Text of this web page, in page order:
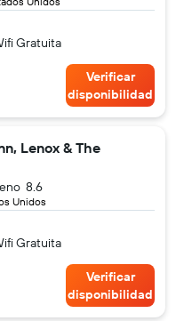
Gratuita
Verificar
disponibilidad
Lenox & The
Unidos
8.6
Gratuita
Verificar
disponibilidad